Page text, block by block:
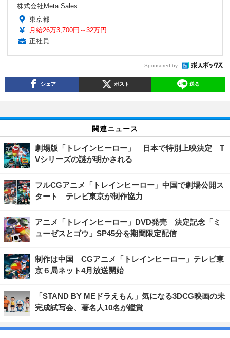
株式会社Meta Sales
東京都
月給26万3,700円～32万円
正社員
Sponsored by
シェア ポスト 送る
関連ニュース
劇場版「トレインヒーロー」 日本で特別上映決定 T
Vシリーズの謎が明かされる
フルCGアニメ「トレインヒーロー」中国で劇場公開ス
タート テレビ東京が制作協力
アニメ「トレインヒーロー」DVD発売 決定記念「ミ
ューゼスとゴウ」SP45分を期間限定配信
制作は中国 CGアニメ「トレインヒーロー」テレビ東
京６局ネット4月放送開始
「STAND BY MEドラえもん」気になる3DCG映画の未
完成試写会、著名人10名が鑑賞